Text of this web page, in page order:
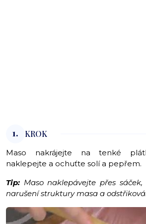
1. KROK
Maso nakrájejte na tenké
naklepejte a ochuťte solí a pepřem.
Tip: Maso naklepávejte přes
narušení struktury masa a